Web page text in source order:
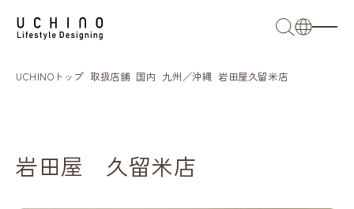
簡体語
UCHINOトップ 取扱店舗 国内 九州／沖縄 岩田屋久留米店
岩田屋 久留米店